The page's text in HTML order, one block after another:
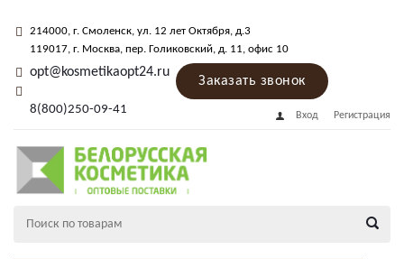
214000, г. Смоленск, ул. 12 лет Октября, д.3
119017, г. Москва, пер. Голиковский, д. 11, офис 10
opt@kosmetikaopt24.ru
8(800)250-09-41
Заказать звонок
Вход Регистрация